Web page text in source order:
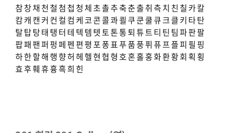
참창채 천 철 첨 첩 청 체 초촐추축춘출취측치 친 칠 카칼
캄캐 캔 커 컨 컬 컴 케 코콘콜콰쾰 쿠쿤쿨큐크클키 타탄
탈탑탕태 탱 터 테 텍 템 텟 토톤통퇴튜트티 틴 팀파판팔
팝패팬퍼 펑페펜 편 평 포퐁표푸품풍퓌 퓨프플피 필 핑
하한할해행 향허헤헬 현협 형 호혼홀홍화환황회 획 횡
효 후훼휴흉흑희 힌